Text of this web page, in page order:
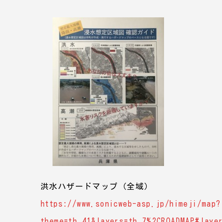
洪水ハザードマップ（全域）
https://www.sonicweb-asp.jp/himeji/map?